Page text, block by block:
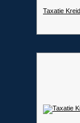
Taxatie